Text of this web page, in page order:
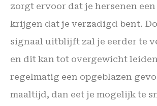
zorgt ervoor dat je hersenen
krijgen dat je verzadigd bent.
signaal uitblijft zal je eerder te
en dit kan tot overgewicht
regelmatig een opgeblazen
maaltijd, dan eet je mogelijk te